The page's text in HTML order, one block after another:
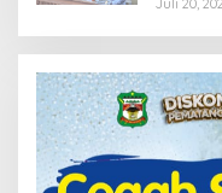
PTS
Juli 20,